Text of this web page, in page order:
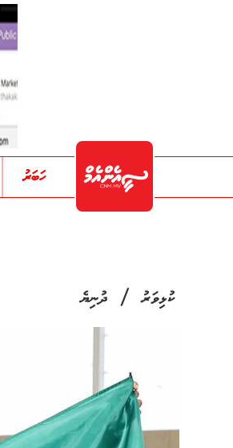
ހަބަރު
ކުޅިވަރު/ ދުނިޔެ